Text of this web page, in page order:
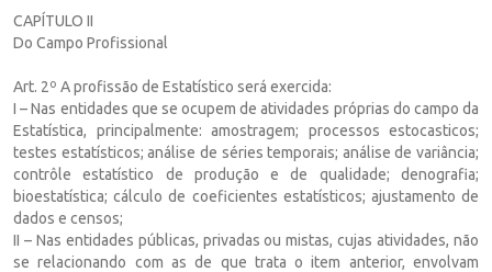
CAPÍTULO II
Do Campo Profissional
Art. 2º A profissão de Estatístico será exercida:
I – Nas entidades que se ocupem de atividades próprias do campo da
Estatística, principalmente: amostragem; processos estocasticos;
testes estatísticos; análise de séries temporais; análise de variância;
contrôle estatístico de produção e de qualidade; denografia;
bioestatística; cálculo de coeficientes estatísticos; ajustamento de
dados e censos;
II – Nas entidades públicas, privadas ou mistas, cujas atividades, não
se relacionando com as de que trata o item anterior, envolvam